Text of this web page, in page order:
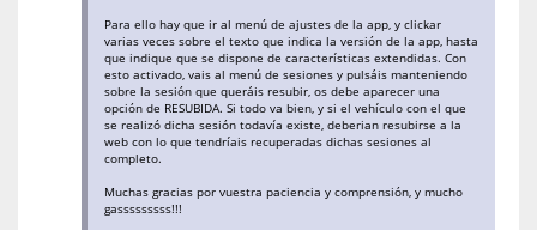
Para ello hay que ir al menú de ajustes de la app, y clickar
varias veces sobre el texto que indica la versión de la app, hasta
que indique que se dispone de características extendidas. Con
esto activado, vais al menú de sesiones y pulsáis manteniendo
sobre la sesión que queráis resubir, os debe aparecer una
opción de RESUBIDA. Si todo va bien, y si el vehículo con el que
se realizó dicha sesión todavía existe, deberian resubirse a la
web con lo que tendríais recuperadas dichas sesiones al
completo.
Muchas gracias por vuestra paciencia y comprensión, y mucho
gasssssssss!!!